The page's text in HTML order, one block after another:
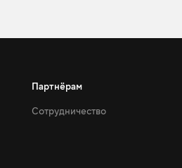
Партнёрам
Сотрудничество